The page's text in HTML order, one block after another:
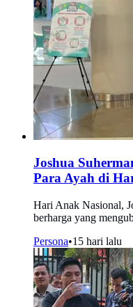
Joshua
Para Ayah di
Hari Anak Nasional,
berharga yang
Persona•15 hari lalu